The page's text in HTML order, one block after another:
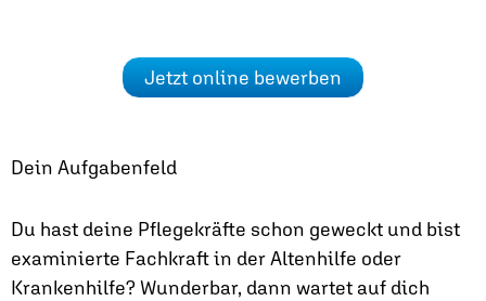
Jetzt online bewerben
Dein Aufgabenfeld
Du hast deine Pflegekräfte schon geweckt und bist
examinierte Fachkraft in der Altenhilfe oder
Krankenhilfe? Wunderbar, dann wartet auf dich